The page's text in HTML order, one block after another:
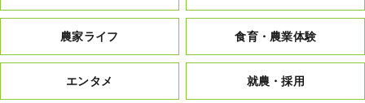
農家ライフ 食育・農業体験
エンタメ 就農・採用